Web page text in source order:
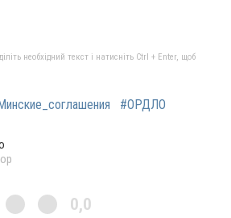
необхідний текст і натисніть Ctrl + Enter, щоб
#ОРДЛО
0,0